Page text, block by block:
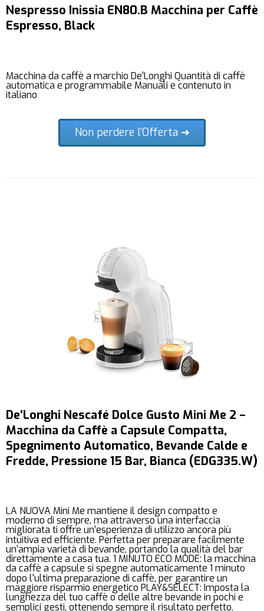
Nespresso Inissia EN80.B Macchina per Caffè
Espresso, Black
Macchina da caffè a marchio De'Longhi Quantità di caffè
automatica e programmabile Manuali e contenuto in
italiano
Non perdere l'Offerta ➜
De'Longhi Nescafé Dolce Gusto Mini Me 2 –
Macchina da Caffè a Capsule Compatta,
Spegnimento Automatico, Bevande Calde e
Fredde, Pressione 15 Bar, Bianca (EDG335.W)
LA NUOVA Mini Me mantiene il design compatto e
moderno di sempre, ma attraverso una interfaccia
migliorata ti offre un’esperienza di utilizzo ancora più
intuitiva ed efficiente. Perfetta per preparare facilmente
un’ampia varietà di bevande, portando la qualità del bar
direttamente a casa tua. 1 MINUTO ECO MODE: la macchina
da caffè a capsule si spegne automaticamente 1 minuto
dopo l'ultima preparazione di caffè, per garantire un
maggiore risparmio energetico PLAY&SELECT: Imposta la
lunghezza del tuo caffè o delle altre bevande in pochi e
semplici gesti, ottenendo sempre il risultato perfetto.